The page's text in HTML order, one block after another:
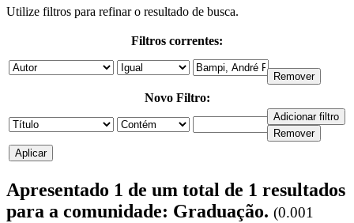
Utilize filtros para refinar o resultado de busca.
Filtros correntes:
Novo Filtro:
Apresentado 1 de um total de 1 resultados
para a comunidade: Graduação. (0.001